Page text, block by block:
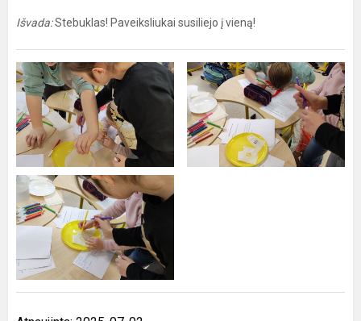
Išvada:Stebuklas! Paveiksliukai susiliejo į vieną!